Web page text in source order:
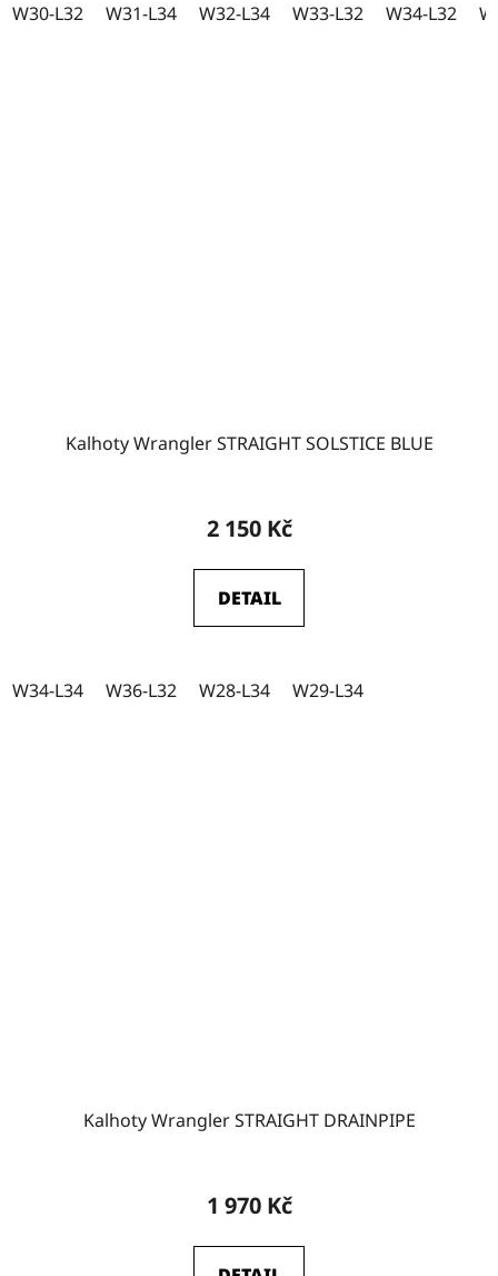
W30-L32 W31-L34 W32-L34 W33-L32 W34-L32
Kalhoty Wrangler STRAIGHT SOLSTICE BLUE
2 150 Kč
DETAIL
W34-L34 W36-L32 W28-L34 W29-L34
Kalhoty Wrangler STRAIGHT DRAINPIPE
1 970 Kč